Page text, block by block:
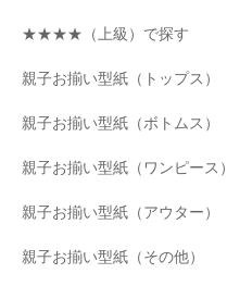
★★★★（上級）で探す
親子お揃い型紙（トップス）
親子お揃い型紙（ボトムス）
親子お揃い型紙（ワンピース）
親子お揃い型紙（アウター）
親子お揃い型紙（その他）